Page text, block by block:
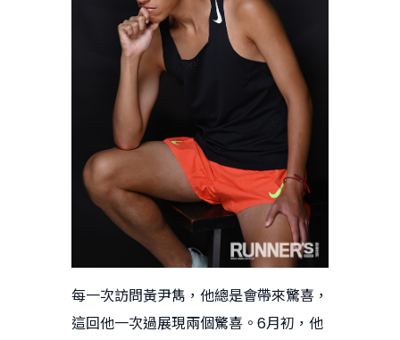
每一次訪問黃尹雋，他總是會帶來驚喜，
這回他一次過展現兩個驚喜。6月初，他